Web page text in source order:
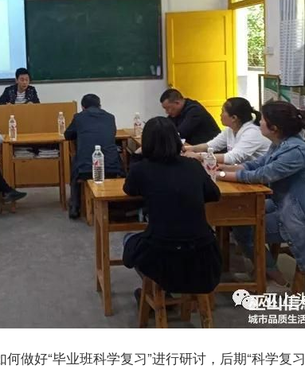
做好“毕业班科学复习”进行研讨，后期“科学复习